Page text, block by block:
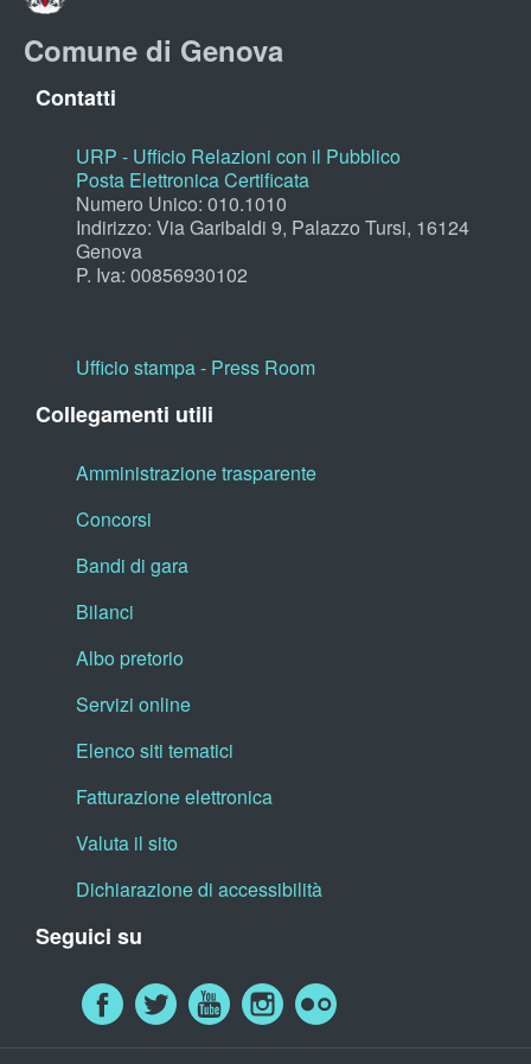
Comune di Genova
Contatti
URP - Ufficio Relazioni con il Pubblico
Posta Elettronica Certificata
Numero Unico: 010.1010
Indirizzo: Via Garibaldi 9, Palazzo Tursi, 16124
Genova
P. Iva: 00856930102
Ufficio stampa - Press Room
Collegamenti utili
Amministrazione trasparente
Concorsi
Bandi di gara
Bilanci
Albo pretorio
Servizi online
Elenco siti tematici
Fatturazione elettronica
Valuta il sito
Dichiarazione di accessibilità
Seguici su